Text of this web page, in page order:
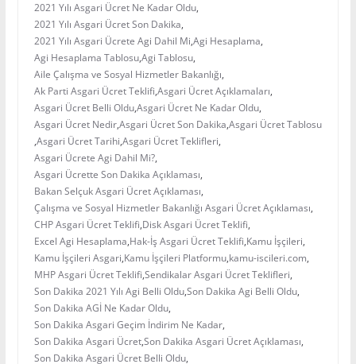
2021 Yılı Asgari Ücret Ne Kadar Oldu,
2021 Yılı Asgari Ücret Son Dakika,
2021 Yılı Asgari Ücrete Agi Dahil Mi,Agi Hesaplama,
Agi Hesaplama Tablosu,Agi Tablosu,
Aile Çalışma ve Sosyal Hizmetler Bakanlığı,
Ak Parti Asgari Ücret Teklifi,Asgari Ücret Açıklamaları,
Asgari Ücret Belli Oldu,Asgari Ücret Ne Kadar Oldu,
Asgari Ücret Nedir,Asgari Ücret Son Dakika,Asgari Ücret Tablosu
,Asgari Ücret Tarihi,Asgari Ücret Teklifleri,
Asgari Ücrete Agi Dahil Mi?,
Asgari Ücrette Son Dakika Açıklaması,
Bakan Selçuk Asgari Ücret Açıklaması,
Çalışma ve Sosyal Hizmetler Bakanlığı Asgari Ücret Açıklaması,
CHP Asgari Ücret Teklifi,Disk Asgari Ücret Teklifi,
Excel Agi Hesaplama,Hak-İş Asgari Ücret Teklifi,Kamu İşçileri,
Kamu İşçileri Asgari,Kamu İşçileri Platformu,kamu-iscileri.com,
MHP Asgari Ücret Teklifi,Sendikalar Asgari Ücret Teklifleri,
Son Dakika 2021 Yılı Agi Belli Oldu,Son Dakika Agi Belli Oldu,
Son Dakika AGİ Ne Kadar Oldu,
Son Dakika Asgari Geçim İndirim Ne Kadar,
Son Dakika Asgari Ücret,Son Dakika Asgari Ücret Açıklaması,
Son Dakika Asgari Ücret Belli Oldu,